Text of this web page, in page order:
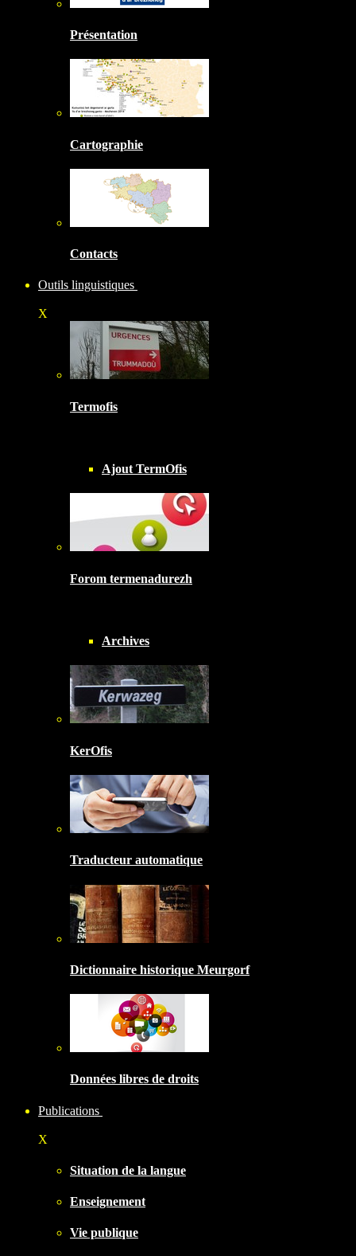
Présentation
Cartographie
Contacts
Outils linguistiques
X
Termofis
Ajout TermOfis
Forom termenadurezh
Archives
KerOfis
Traducteur automatique
Dictionnaire historique Meurgorf
Données libres de droits
Publications
X
Situation de la langue
Enseignement
Vie publique